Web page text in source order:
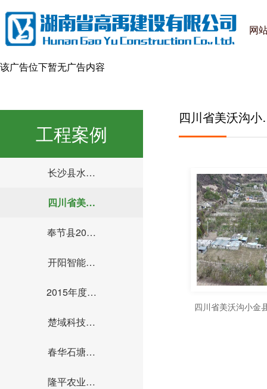
网
该广告位下暂无广告内容
工程案例
长沙县水…
四川省美…
奉节县20…
开阳智能…
2015年度…
楚域科技…
春华石塘…
隆平农业…
四川省美沃沟
四川省美沃沟小金